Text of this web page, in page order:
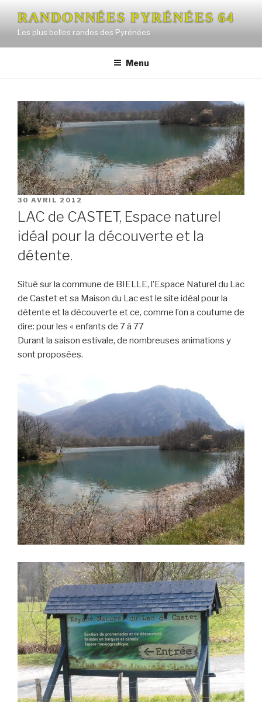
contenu
principal
RANDONNÉES PYRÉNÉES 64
Les plus belles randos des Pyrénées
Menu
PUBLIÉ
LE
30 AVRIL 2012
LAC de CASTET, Espace naturel
idéal pour la découverte et la
détente.
Situé sur la commune de BIELLE, l’Espace Naturel du Lac
de Castet et sa Maison du Lac est le site idéal pour la
détente et la découverte et ce, comme l’on a coutume de
dire: pour les « enfants de 7 à 77
Durant la saison estivale, de nombreuses animations y
sont proposées.